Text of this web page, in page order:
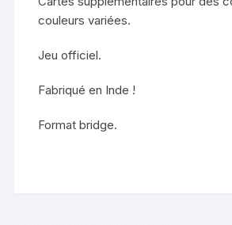
couleurs variées.
Jeu officiel.
Fabriqué en Inde !
Format bridge.